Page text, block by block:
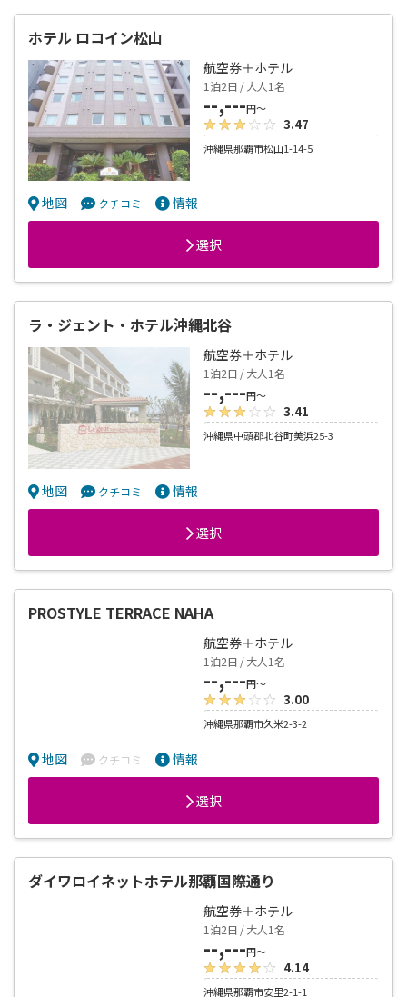
ホテル ロコイン松山
航空券＋ホテル
1泊2日 / 大人1名
--,---円～
3.47
沖縄県那覇市松山1-14-5
地図 クチコミ 情報
選択
ラ・ジェント・ホテル沖縄北谷
航空券＋ホテル
1泊2日 / 大人1名
--,---円～
3.41
沖縄県中頭郡北谷町美浜25-3
地図 クチコミ 情報
選択
PROSTYLE TERRACE NAHA
航空券＋ホテル
1泊2日 / 大人1名
--,---円～
3.00
沖縄県那覇市久米2-3-2
地図 クチコミ 情報
選択
ダイワロイネットホテル那覇国際通り
航空券＋ホテル
1泊2日 / 大人1名
--,--- 円～
4.14